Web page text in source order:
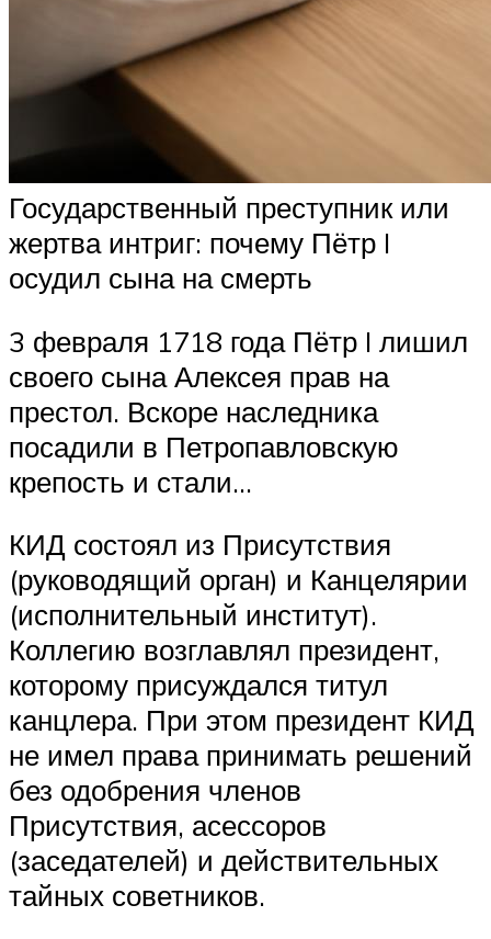
Государственный преступник или
жертва интриг: почему Пётр I
осудил сына на смерть
3 февраля 1718 года Пётр I лишил
своего сына Алексея прав на
престол. Вскоре наследника
посадили в Петропавловскую
крепость и стали…
КИД состоял из Присутствия
(руководящий орган) и Канцелярии
(исполнительный институт).
Коллегию возглавлял президент,
которому присуждался титул
канцлера. При этом президент КИД
не имел права принимать решений
без одобрения членов
Присутствия, асессоров
(заседателей) и действительных
тайных советников.